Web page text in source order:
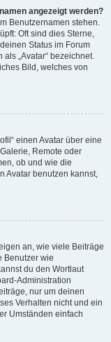
angezeigt werden?
Benutzernamen stehen.
Oft sind dies Sterne,
Status im Forum
„Avatar“ bezeichnet.
Bild, welches von
einen Avatar über eine
Remote oder
ob und wie die
Avatar benutzen kannst,
an, wie viele Beiträge
Benutzer wie
du den Wortlaut
Administration
nur um deinen
Verhalten nicht und ein
Umständen einfach